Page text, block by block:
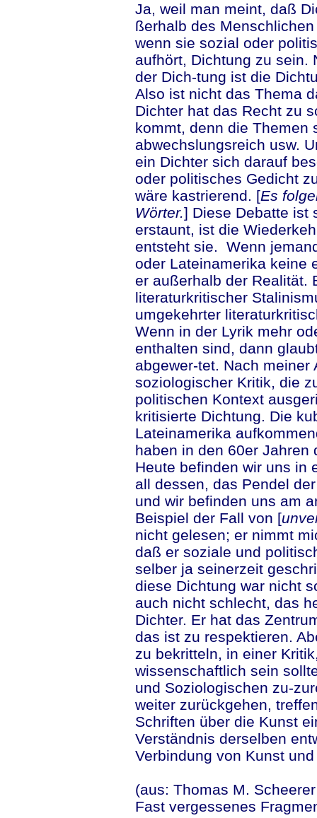
Ja, weil man meint, daß
ßerhalb des
wenn sie sozial oder
aufhört, Dichtung zu sein.
der Dich-tung ist die
Also ist nicht das Thema
Dichter hat das Recht zu
kommt, denn die Themen
abwechslungsreich usw.
ein Dichter sich darauf
oder politisches Gedicht
wäre kastrierend. [Es
Wörter.] Diese Debatte ist
erstaunt, ist die
entsteht sie. Wenn
oder Lateinamerika keine
er außerhalb der Realität.
literaturkritischer
umgekehrter
Wenn in der Lyrik mehr
enthalten sind, dann
abgewer-tet. Nach meiner
soziologischer Kritik, die
politischen Kontext
kritisierte Dichtung. Die
Lateinamerika
haben in den 60er Jahren
Heute befinden wir uns in
all dessen, das Pendel
und wir befinden uns am
Beispiel der Fall von [
nicht gelesen; er nimmt
daß er soziale und
selber ja seinerzeit
diese Dichtung war nicht
auch nicht schlecht, das
Dichter. Er hat das
das ist zu respektieren.
zu bekritteln, in einer
wissenschaftlich sein
und Soziologischen zu-
weiter zurückgehen,
Schriften über die Kunst
Verständnis derselben
Verbindung von Kunst
(aus: Thomas M.
Fast vergessenes